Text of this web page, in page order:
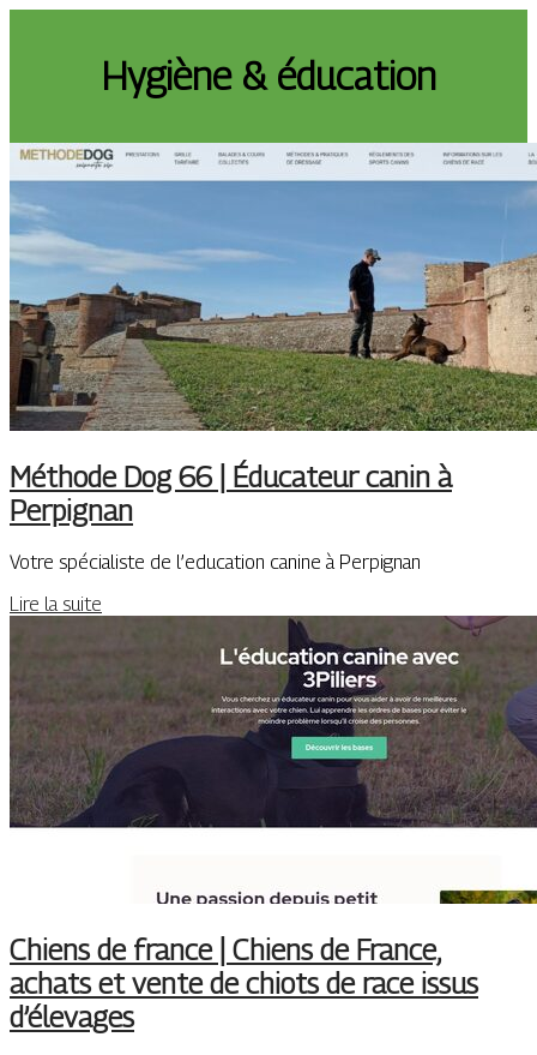
Hygiène & éducation
Méthode Dog 66 | Éducateur canin à
Perpignan
Votre spécialiste de l’education canine à Perpignan
Lire la suite
Chiens de france | Chiens de France,
achats et vente de chiots de race issus
d’élevages